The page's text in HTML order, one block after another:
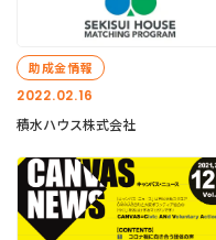
2022.02.16
助成金情報
積水ハウス株式会社